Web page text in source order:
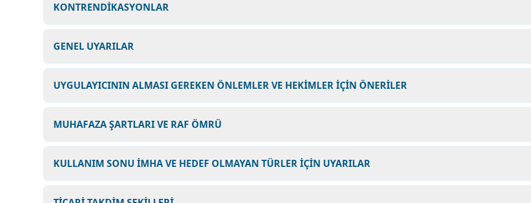
KONTRENDİKASYONLAR
GENEL UYARILAR
UYGULAYICININ ALMASI GEREKEN ÖNLEMLER VE HEKİMLER İÇİN ÖNERİLER
MUHAFAZA ŞARTLARI VE RAF ÖMRÜ
KULLANIM SONU İMHA VE HEDEF OLMAYAN TÜRLER İÇİN UYARILAR